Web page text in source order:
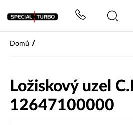
Domů /
Ložiskový uzel
12647100000